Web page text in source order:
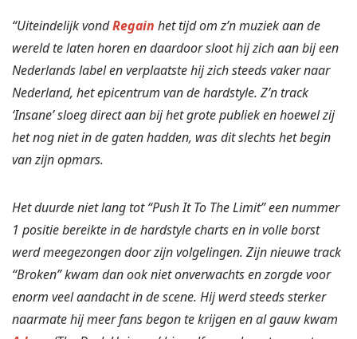
“Uiteindelijk vondRegain het tijd om z’n muziek aan de
wereld te laten horen en daardoor sloot hij zich aan bij een
Nederlands label en verplaatste hij zich steeds vaker naar
Nederland, het epicentrum van de hardstyle. Z’n track
‘Insane’ sloeg direct aan bij het grote publiek en hoewel zij
het nog niet in de gaten hadden, was dit slechts het begin
van zijn opmars.
Het duurde niet lang tot “Push It To The Limit” een nummer
1 positie bereikte in de hardstyle charts en in volle borst
werd meegezongen door zijn volgelingen. Zijn nieuwe track
“Broken” kwam dan ook niet onverwachts en zorgde voor
enorm veel aandacht in de scene. Hij werd steeds sterker
naarmate hij meer fans begon te krijgen en al gauw kwam